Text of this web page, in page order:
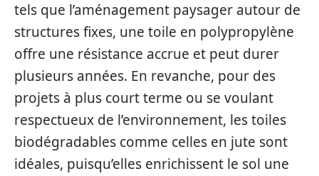
tels que l’aménagement paysager autour de
structures fixes, une toile en polypropylène
offre une résistance accrue et peut durer
plusieurs années. En revanche, pour des
projets à plus court terme ou se voulant
respectueux de l’environnement, les toiles
biodégradables comme celles en jute sont
idéales, puisqu’elles enrichissent le sol une